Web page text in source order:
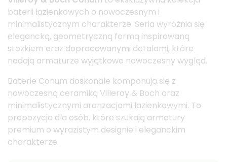
baterii łazienkowych o nowoczesnym i
minimalistycznym charakterze. Seria wyróżnia się
elegancką, geometryczną formą inspirowaną
stożkiem oraz dopracowanymi detalami, które
nadają armaturze wyjątkowo nowoczesny wygląd.
Baterie Conum doskonale komponują się z
nowoczesną ceramiką Villeroy & Boch oraz
minimalistycznymi aranżacjami łazienkowymi. To
propozycja dla osób, które szukają armatury
premium o wyrazistym designie i eleganckim
charakterze.